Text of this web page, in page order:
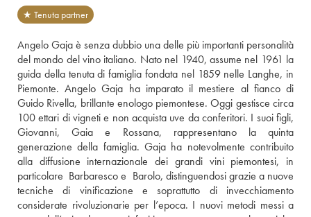
★ Tenuta partner
Angelo Gaja è senza dubbio una delle più importanti personalità
del mondo del vino italiano. Nato nel 1940, assume nel 1961 la
guida della tenuta di famiglia fondata nel 1859 nelle Langhe, in
Piemonte. Angelo Gaja ha imparato il mestiere al fianco di
Guido Rivella, brillante enologo piemontese. Oggi gestisce circa
100 ettari di vigneti e non acquista uve da conferitori. I suoi figli,
Giovanni, Gaia e Rossana, rappresentano la quinta
generazione della famiglia. Gaja ha notevolmente contribuito
alla diffusione internazionale dei grandi vini piemontesi, in
particolare  Barbaresco e  Barolo, distinguendosi grazie a nuove
tecniche di vinificazione e soprattutto di invecchiamento
considerate rivoluzionarie per l’epoca. I nuovi metodi messi a